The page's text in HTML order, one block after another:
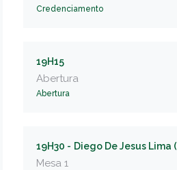
Credenciamento
19H15
Abertura
Abertura
19H30 - Diego De Jesus Lima
Mesa 1